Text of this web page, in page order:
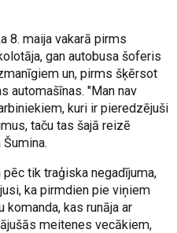
8. maija vakarā pirms
gan autobusa šoferis
un, pirms šķērsot
automašīnas. "Man nav
kuri ir pieredzējuši
taču tas šajā reizē
tik traģiska negadījuma,
ka pirmdien pie viņiem
kas runāja ar
meitenes vecākiem,